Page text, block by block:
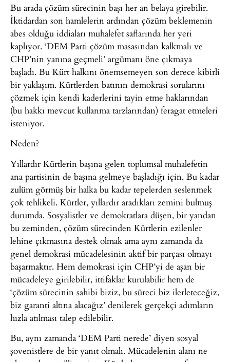
Bu arada çözüm sürecinin başı her an belaya girebilir.
İktidardan son hamlelerin ardından çözüm beklemenin
abes olduğu iddiaları muhalefet saflarında her yeri
kaplıyor. ‘DEM Parti çözüm masasından kalkmalı ve
CHP’nin yanına geçmeli’ argümanı öne çıkmaya
başladı. Bu Kürt halkını önemsemeyen son derece kibirli
bir yaklaşım. Kürtlerden batının demokrasi sorularını
çözmek için kendi kaderlerini tayin etme haklarından
(bu hakkı mevcut kullanma tarzlarından) feragat etmeleri
isteniyor.
Neden?
Yıllardır Kürtlerin başına gelen toplumsal muhalefetin
ana partisinin de başına gelmeye başladığı için. Bu kadar
zulüm görmüş bir halka bu kadar tepelerden seslenmek
çok tehlikeli. Kürtler, yıllardır aradıkları zemini bulmuş
durumda. Sosyalistler ve demokratlara düşen, bir yandan
bu zeminden, çözüm sürecinden Kürtlerin ezilenler
lehine çıkmasına destek olmak ama aynı zamanda da
genel demokrasi mücadelesinin aktif bir parçası olmayı
başarmaktır. Hem demokrasi için CHP’yi de aşan bir
mücadeleye girilebilir, ittifaklar kurulabilir hem de
‘çözüm sürecinin sahibi biziz, bu süreci biz ilerleteceğiz,
biz garanti altına alacağız’ denilerek gerçekçi adımların
hızla atılması talep edilebilir.
Bu, aynı zamanda ‘DEM Parti nerede’ diyen sosyal
şovenistlere de bir yanıt olmalı. Mücadelenin alanı ne